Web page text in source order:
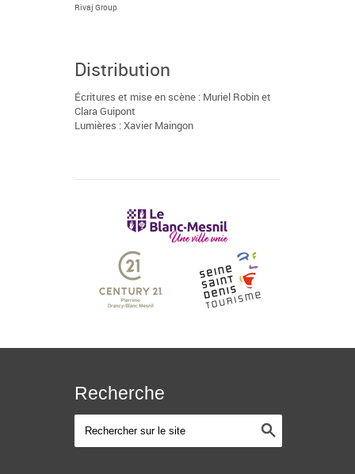
Rivaj Group
Distribution
Écritures et mise en scène : Muriel Robin et
Clara Guipont
Lumières : Xavier Maingon
Recherche